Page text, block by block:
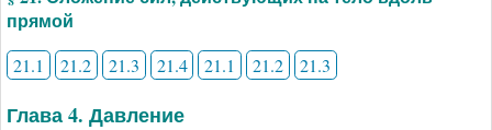
прямой
21.1 21.2 21.3 21.4 21.1 21.2 21.3
Глава 4. Давление